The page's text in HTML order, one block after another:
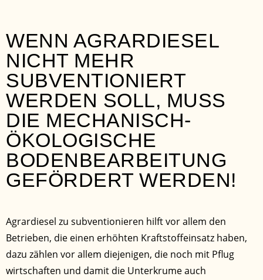
WENN AGRARDIESEL
NICHT MEHR
SUBVENTIONIERT
WERDEN SOLL, MUSS
DIE MECHANISCH-
ÖKOLOGISCHE
BODENBEARBEITUNG
GEFÖRDERT WERDEN!
Agrardiesel zu subventionieren hilft vor allem den
Betrieben, die einen erhöhten Kraftstoffeinsatz haben,
dazu zählen vor allem diejenigen, die noch mit Pflug
wirtschaften und damit die Unterkrume auch